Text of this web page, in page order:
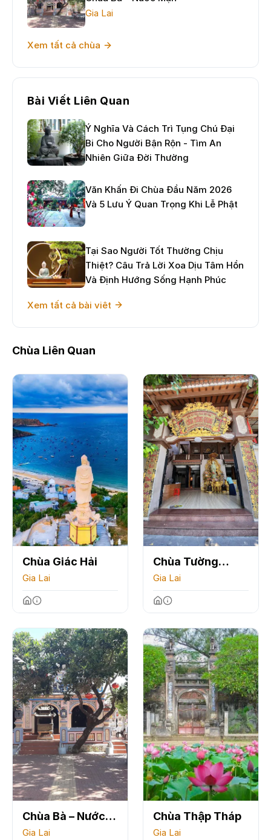
Gia Lai
Xem tất cả chùa
Bài Viết Liên Quan
Ý Nghĩa Và Cách Trì Tụng Chú Đại
Bi Cho Người Bận Rộn - Tìm An
Nhiên Giữa Đời Thường
Văn Khấn Đi Chùa Đầu Năm 2026
Và 5 Lưu Ý Quan Trọng Khi Lễ Phật
Tại Sao Người Tốt Thường Chịu
Thiệt? Câu Trả Lời Xoa Dịu Tâm Hồn
Và Định Hướng Sống Hạnh Phúc
Xem tất cả bài viêt
Chùa Liên Quan
Chùa Giác Hải
Gia Lai
Chùa Tường
Quang
Gia Lai
Chùa Bà – Nước
Mặn
Gia Lai
Chùa Thập Tháp
Gia Lai